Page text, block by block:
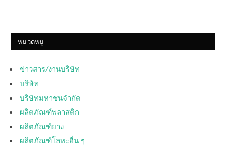
หมวดหมู่
ข่าวสาร/งานบริษัท
บริษัท
บริษัทมหาชนจำกัด
ผลิตภัณฑ์พลาสติก
ผลิตภัณฑ์ยาง
ผลิตภัณฑ์โลหะอื่น ๆ